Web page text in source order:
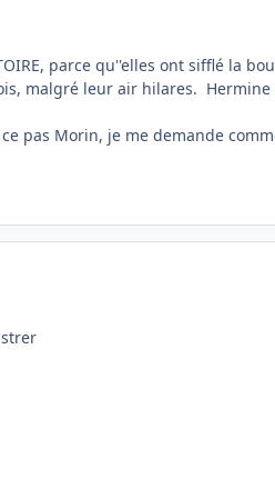
parce qu''elles ont sifflé la
malgré leur air hilares.
pas Morin, je me demande